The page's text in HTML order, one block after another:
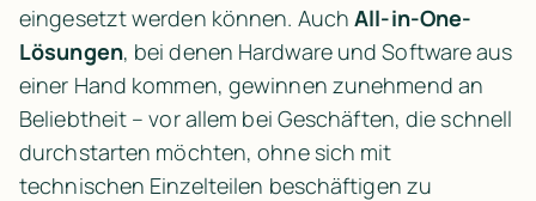
eingesetzt werden können. Auch All-in-One-
Lösungen, bei denen Hardware und Software aus
einer Hand kommen, gewinnen zunehmend an
Beliebtheit – vor allem bei Geschäften, die schnell
durchstarten möchten, ohne sich mit
technischen Einzelteilen beschäftigen zu